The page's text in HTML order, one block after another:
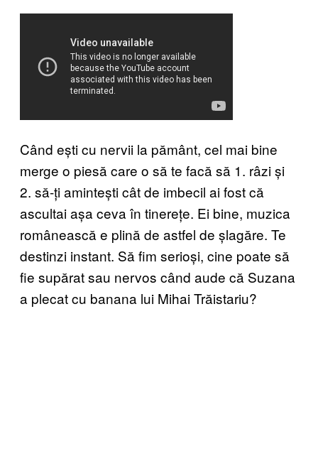
Când ești cu nervii la pământ, cel mai bine
merge o piesă care o să te facă să 1. râzi și
2. să-ți amintești cât de imbecil ai fost că
ascultai așa ceva în tinerețe. Ei bine, muzica
românească e plină de astfel de șlagăre. Te
destinzi instant. Să fim serioși, cine poate să
fie supărat sau nervos când aude că Suzana
a plecat cu banana lui Mihai Trăistariu?